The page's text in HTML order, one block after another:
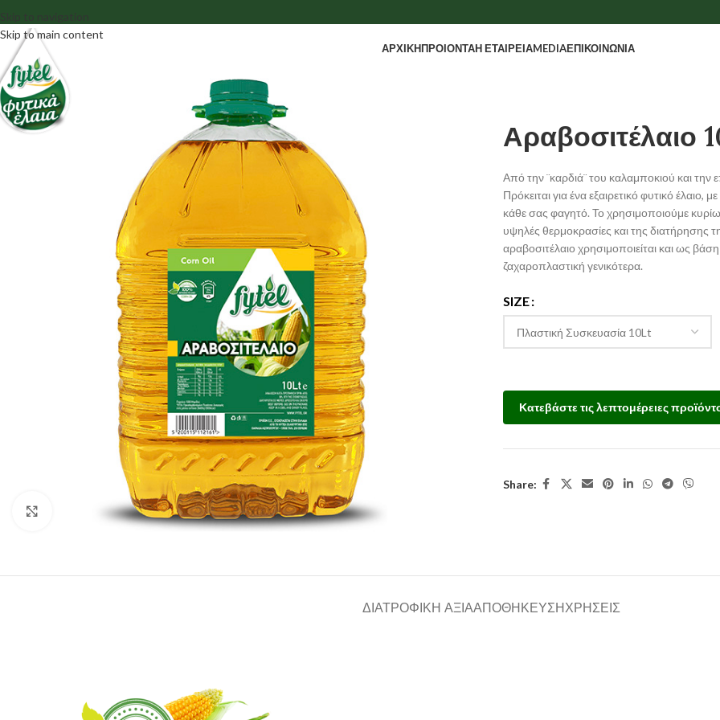
Skip to main content
ΑΡΧΙΚΗΠΡΟΙΟΝΤΑΗ ΕΤΑΙΡΕΙΑMEDIAΕΠΙΚΟΙΝΩΝΙΑ
Click to enlarge
Αραβοσιτέλαιο
Από την ¨καρδιά¨ του καλαμποκιού και την
Πρόκειται για ένα εξαιρετικό φυτικό
κάθε σας φαγητό. Το χρησιμοποιούμε
υψηλές θερμοκρασίες και της διατήρησης
αραβοσιτέλαιο χρησιμοποιείται και ως
ζαχαροπλαστική γενικότερα.
SIZE
Κατεβάστε τις λεπτομέρειες
Share:
ΔΙΑΤΡΟΦΙΚΗ ΑΞΙΑΑΠΟΘΗΚΕΥΣΗΧΡΗΣΕΙΣ